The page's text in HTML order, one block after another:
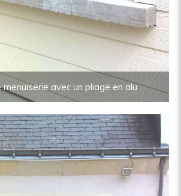
menuiserie avec un pliage en alu